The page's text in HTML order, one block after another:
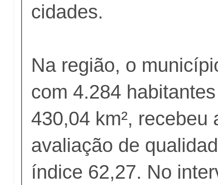
cidades.
Na região, o
com 4.284
430,04 km², recebeu
avaliação de
índice 62,27. No